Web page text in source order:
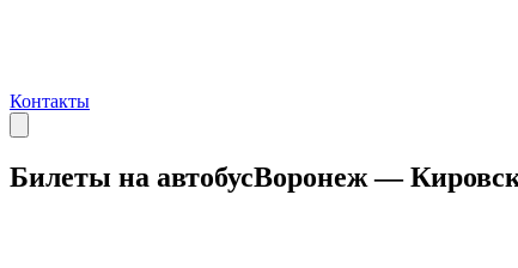
Контакты
Билеты на автобусВоронеж —